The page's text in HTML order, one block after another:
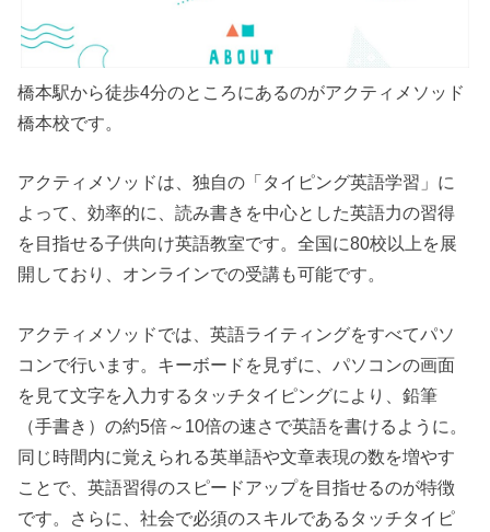
橋本駅から徒歩4分のところにあるのがアクティメソッド
橋本校です。
アクティメソッドは、独自の「タイピング英語学習」に
よって、効率的に、読み書きを中心とした英語力の習得
を目指せる子供向け英語教室です。全国に80校以上を展
開しており、オンラインでの受講も可能です。
アクティメソッドでは、英語ライティングをすべてパソ
コンで行います。キーボードを見ずに、パソコンの画面
を見て文字を入力するタッチタイピングにより、鉛筆
（手書き）の約5倍～10倍の速さで英語を書けるように。
同じ時間内に覚えられる英単語や文章表現の数を増やす
ことで、英語習得のスピードアップを目指せるのが特徴
です。さらに、社会で必須のスキルであるタッチタイピ